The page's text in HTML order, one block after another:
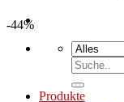
Suchen
nach:
Produkte
-44%